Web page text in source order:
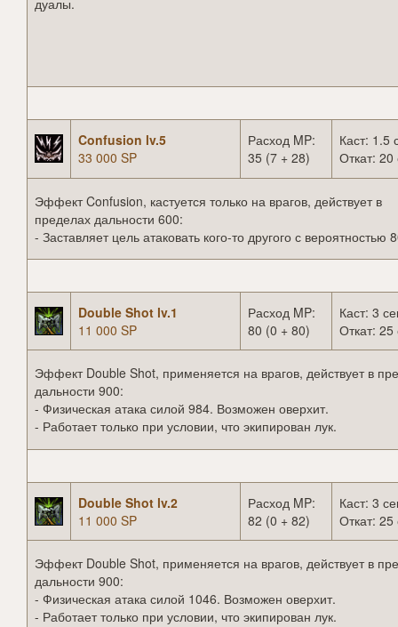
дуалы.
Confusion lv.5
33 000 SP
Расход MP:
35 (7 + 28)
Каст: 1.5
Откат: 20
Эффект Confusion, кастуется только на врагов, действует в
пределах дальности 600:
- Заставляет цель атаковать кого-то другого с вероятностью
Double Shot lv.1
11 000 SP
Расход MP:
80 (0 + 80)
Каст: 3
Откат: 25
Эффект Double Shot, применяется на врагов, действует в
дальности 900:
- Физическая атака силой 984. Возможен оверхит.
- Работает только при условии, что экипирован лук.
Double Shot lv.2
11 000 SP
Расход MP:
82 (0 + 82)
Каст: 3
Откат: 25
Эффект Double Shot, применяется на врагов, действует в
дальности 900:
- Физическая атака силой 1046. Возможен оверхит.
- Работает только при условии, что экипирован лук.